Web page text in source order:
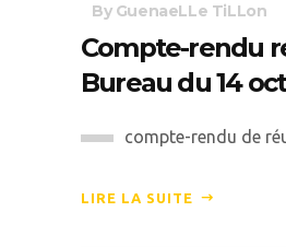
By GuenaeLLe TiLLon
Compte-rendu
Bureau du 14
compte-rendu de
LIRE LA SUITE